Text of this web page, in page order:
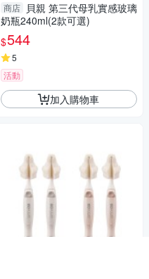
商店 貝親 第三代母乳實感玻璃
奶瓶240ml(2款可選)
$544
5
活動
加入購物車